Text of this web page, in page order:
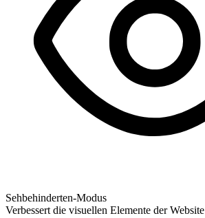
Sehbehinderten-Modus
Verbessert die visuellen Elemente der Website